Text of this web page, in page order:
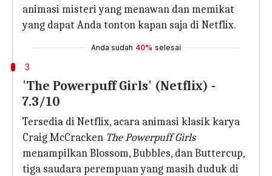
animasi misteri yang menawan dan memikat
yang dapat Anda tonton kapan saja di Netflix.
Anda sudah 40% selesai
3
'The Powerpuff Girls' (Netflix) -
7.3/10
Tersedia di Netflix, acara animasi klasik karya
Craig McCracken The Powerpuff Girls
menampilkan Blossom, Bubbles, dan Buttercup,
tiga saudara perempuan yang masih duduk di